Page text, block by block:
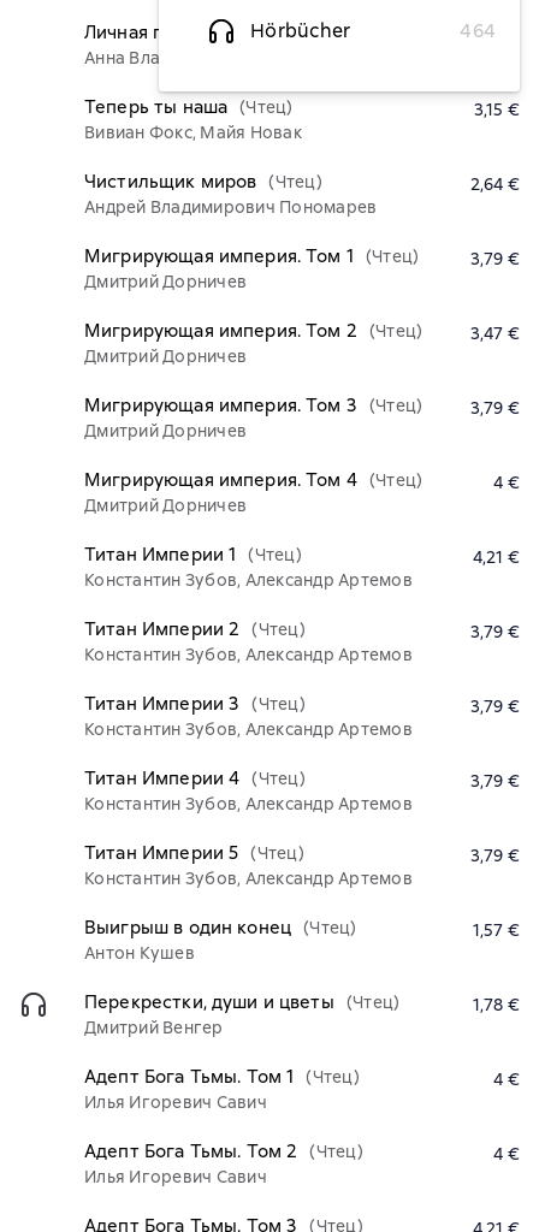
Hörbücher
464
Личная помощница для монстра
Анна Владимирова
4,21 €
Теперь ты наша (Чтец)
Вивиан Фокс, Майя Новак
3,15 €
Чистильщик миров (Чтец)
Андрей Владимирович Пономарев
2,64 €
Мигрирующая империя. Том 1
(Чтец)
Дмитрий Дорничев
3,79 €
Мигрирующая империя. Том 2
(Чтец)
Дмитрий Дорничев
3,47 €
Мигрирующая империя. Том 3
(Чтец)
Дмитрий Дорничев
3,79 €
Мигрирующая империя. Том 4 (Чтец)
Дмитрий Дорничев
4 €
Титан Империи 1
(Чтец)
Константин Зубов, Александр Артемов
4,21 €
Титан Империи 2
(Чтец)
Константин Зубов, Александр Артемов
3,79 €
Титан Империи 3
(Чтец)
Константин Зубов, Александр Артемов
3,79 €
Титан Империи 4 (Чтец)
Константин Зубов, Александр Артемов
3,79 €
Титан Империи 5 (Чтец)
Константин Зубов, Александр Артемов
3,79 €
Выигрыш в один конец (Чтец)
Антон Кушев
1,57 €
Перекрестки, души и цветы
(Чтец)
Дмитрий Венгер
1,78 €
Адепт Бога Тьмы. Том 1
(Чтец)
Илья Игоревич Савич
4 €
Адепт Бога Тьмы. Том 2
(Чтец)
Илья Игоревич Савич
4 €
Адепт Бога Тьмы. Том 3 (Чтец)